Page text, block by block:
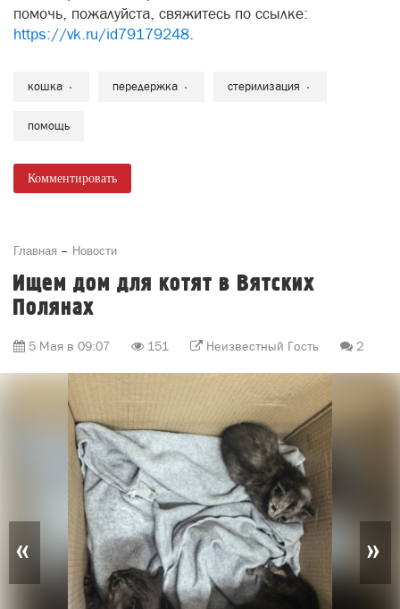
помочь, пожалуйста, свяжитесь по ссылке:
https://vk.ru/id79179248.
кошка передержка стерилизация
помощь
Комментировать
Главная Новости
Ищем дом для котят в Вятских
Полянах
5 Мая в 09:07 151 Неизвестный Гость 2
« »